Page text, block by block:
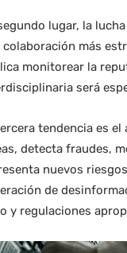
lugar, la
colaboración más
monitorear la
será
tendencia es
detecta fraudes,
nuevos
de
y regulaciones